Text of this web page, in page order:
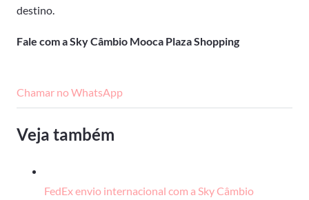
destino.
Fale com a Sky Câmbio Mooca Plaza Shopping
Chamar no WhatsApp
Veja também
FedEx envio internacional com a Sky Câmbio